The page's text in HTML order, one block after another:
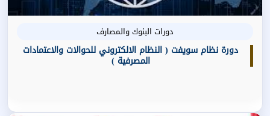
دورات البنوك والمصارف
دورة نظام سويفت ( النظام الالكتروني للحوالات والاعتمادات
المصرفية )